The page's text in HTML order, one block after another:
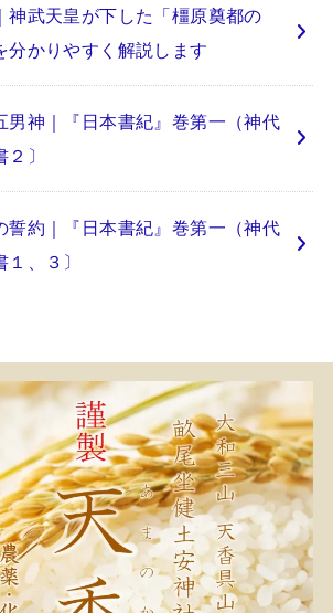
神武天皇が下した「橿原奠都の
分かりやすく解説します
男神｜『日本書紀』巻第一（神代
〕
誓約｜『日本書紀』巻第一（神代
、３〕